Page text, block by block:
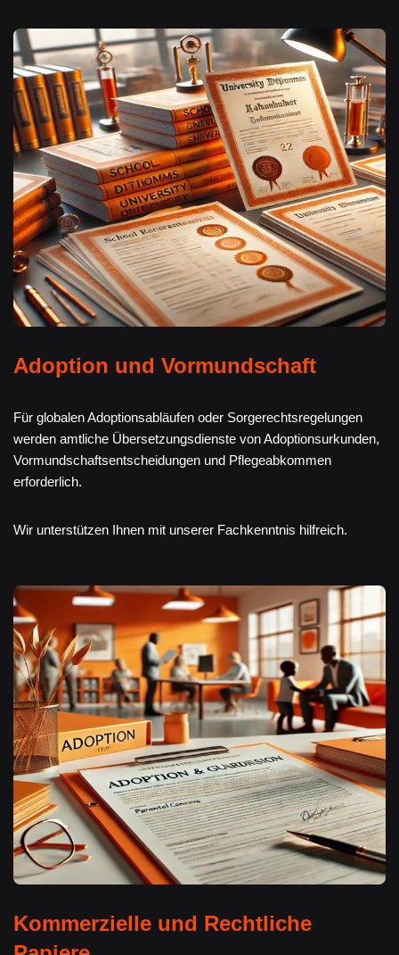
Adoption und Vormundschaft
Für globalen Adoptionsabläufen oder Sorgerechtsregelungen
werden amtliche Übersetzungsdienste von Adoptionsurkunden,
Vormundschaftsentscheidungen und Pflegeabkommen
erforderlich.
Wir unterstützen Ihnen mit unserer Fachkenntnis hilfreich.
Kommerzielle und Rechtliche